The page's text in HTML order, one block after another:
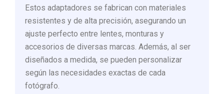
Estos adaptadores se fabrican con materiales
resistentes y de alta precisión, asegurando un
ajuste perfecto entre lentes, monturas y
accesorios de diversas marcas. Además, al ser
diseñados a medida, se pueden personalizar
según las necesidades exactas de cada
fotógrafo.